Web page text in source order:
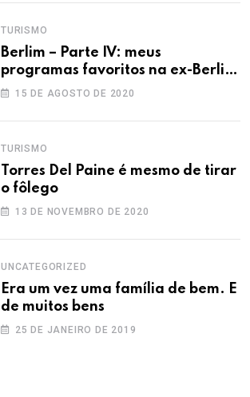
TURISMO
Berlim – Parte IV: meus
programas favoritos na ex-Berlim
Ocidental
15 DE AGOSTO DE 2020
TURISMO
Torres Del Paine é mesmo de tirar
o fôlego
13 DE NOVEMBRO DE 2020
UNCATEGORIZED
Era um vez uma família de bem. E
de muitos bens
25 DE JANEIRO DE 2019